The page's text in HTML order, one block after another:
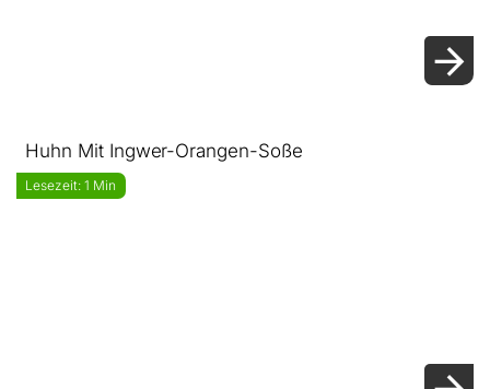
Huhn Mit Ingwer-Orangen-Soße
Lesezeit: 1 Min